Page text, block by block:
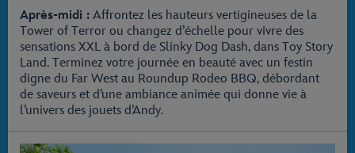
Après-midi : Affrontez les hauteurs vertigineuses de la
Tower of Terror ou changez d’échelle pour vivre des
sensations XXL à bord de Slinky Dog Dash, dans Toy Story
Land. Terminez votre journée en beauté avec un festin
digne du Far West au Roundup Rodeo BBQ, débordant
de saveurs et d’une ambiance animée qui donne vie à
l’univers des jouets d’Andy.